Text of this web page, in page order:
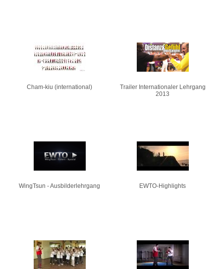
Cham-kiu (international)
Trailer Internationaler Lehrgang
2013
WingTsun - Ausbilderlehrgang EWTO-Highlights